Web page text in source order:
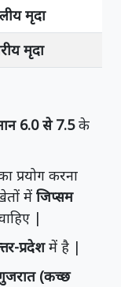
मृदा
मृदा
6.0 से 7.5के
प्रयोग करना
में जिप्सम
|
प्रदेशमें है |
(कच्छ